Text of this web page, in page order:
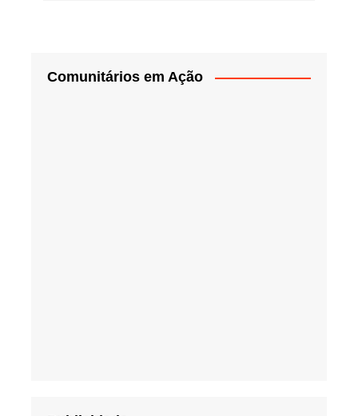
Comunitários em Ação